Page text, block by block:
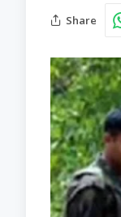
Share